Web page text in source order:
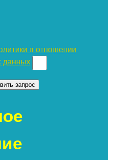
в отношении
данных